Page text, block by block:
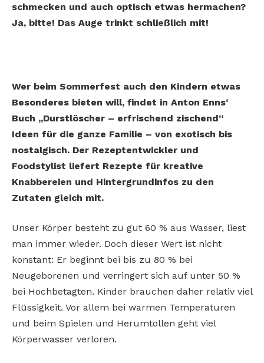
schmecken und auch optisch etwas hermachen?
Ja, bitte! Das Auge trinkt schließlich mit!
Wer beim Sommerfest auch den Kindern etwas
Besonderes bieten will, findet in Anton Enns‘
Buch „Durstlöscher – erfrischend zischend“
Ideen für die ganze Familie – von exotisch bis
nostalgisch. Der Rezeptentwickler und
Foodstylist liefert Rezepte für kreative
Knabbereien und Hintergrundinfos zu den
Zutaten gleich mit.
Unser Körper besteht zu gut 60 % aus Wasser, liest
man immer wieder. Doch dieser Wert ist nicht
konstant: Er beginnt bei bis zu 80 % bei
Neugeborenen und verringert sich auf unter 50 %
bei Hochbetagten. Kinder brauchen daher relativ viel
Flüssigkeit. Vor allem bei warmen Temperaturen
und beim Spielen und Herumtollen geht viel
Körperwasser verloren.